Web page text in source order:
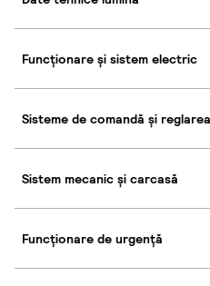
Funcționare și sistem electric
Sisteme de comandă și
Sistem mecanic și carcasă
Funcționare de urgență